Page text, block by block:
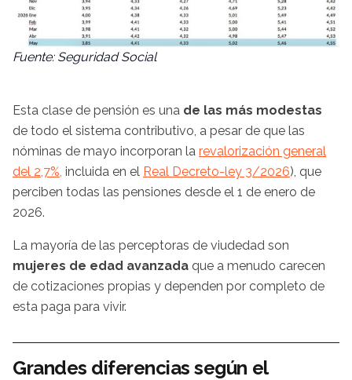
Fuente: Seguridad Social
Esta clase de pensión es una de las más modestas
de todo el sistema contributivo, a pesar de que las
nóminas de mayo incorporan la revalorización general
del 2,7%, incluida en el Real Decreto-ley 3/2026), que
perciben todas las pensiones desde el 1 de enero de
2026.
La mayoría de las perceptoras de viudedad son
mujeres de edad avanzada que a menudo carecen
de cotizaciones propias y dependen por completo de
esta paga para vivir.
Grandes diferencias según el